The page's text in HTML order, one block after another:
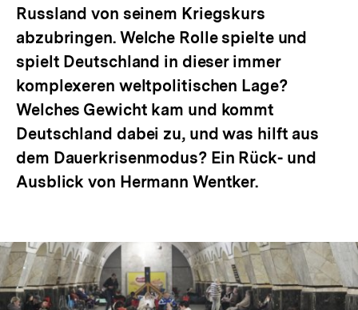
Russland von seinem Kriegskurs
abzubringen. Welche Rolle spielte und
spielt Deutschland in dieser immer
komplexeren weltpolitischen Lage?
Welches Gewicht kam und kommt
Deutschland dabei zu, und was hilft aus
dem Dauerkrisenmodus? Ein Rück- und
Ausblick von Hermann Wentker.